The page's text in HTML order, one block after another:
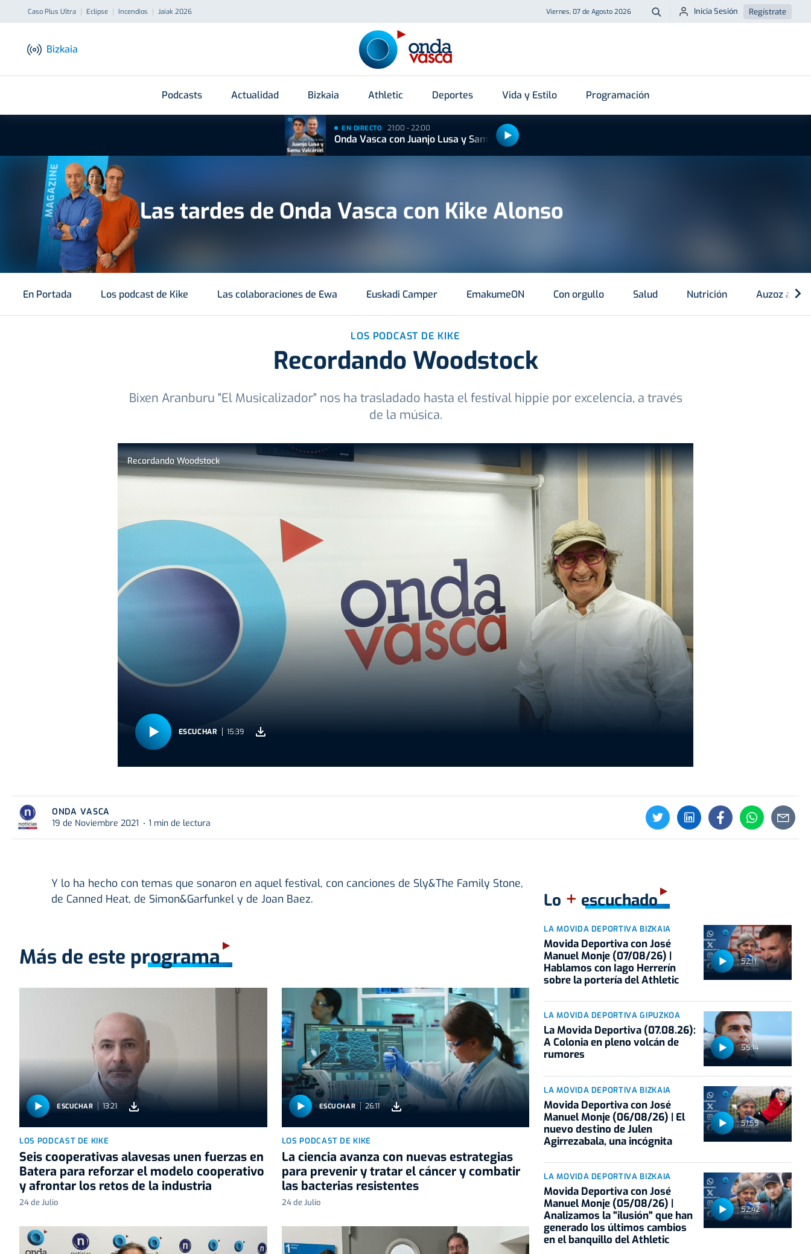
Caso Plus Ultra Eclipse Incendios Jaiak 2026 Viernes, 07 de Agosto 2026 Buscar
Inicia Sesión Regístrate
Bizkaia
Podcasts Actualidad Bizkaia Athletic Deportes Vida y Estilo Programación
EN DIRECTO 21:00 - 22:00
Onda Vasca con Juanjo Lusa y Samu Valcárcel
MAGAZINE Las tardes de Onda Vasca con Kike Alonso
En Portada Los podcast de Kike Las colaboraciones de Ewa Euskadi Camper EmakumeON Con orgullo Salud Nutrición Auzoz auzo
LOS PODCAST DE KIKE
Recordando Woodstock
Bixen Aranburu "El Musicalizador" nos ha trasladado hasta el festival hippie por excelencia, a través
de la música.
Recordando Woodstock
ESCUCHAR 15:39
ONDA VASCA
19 de Noviembre 2021
1 min de lectura
Y lo ha hecho con temas que sonaron en aquel festival, con canciones de Sly&The Family Stone,
de Canned Heat, de Simon&Garfunkel y de Joan Baez.
Más de este programa
ESCUCHAR 13:21
LOS PODCAST DE KIKE
Seis cooperativas alavesas unen fuerzas en
Batera para reforzar el modelo cooperativo
y afrontar los retos de la industria
24 de Julio
ESCUCHAR 26:11
LOS PODCAST DE KIKE
La ciencia avanza con nuevas estrategias
para prevenir y tratar el cáncer y combatir
las bacterias resistentes
24 de Julio
Lo + escuchado
52:11
LA MOVIDA DEPORTIVA BIZKAIA
Movida Deportiva con José
Manuel Monje (07/08/26) |
Hablamos con Iago Herrerín
sobre la portería del Athletic
55:14
LA MOVIDA DEPORTIVA GIPUZKOA
La Movida Deportiva (07.08.26):
A Colonia en pleno volcán de
rumores
51:59
LA MOVIDA DEPORTIVA BIZKAIA
Movida Deportiva con José
Manuel Monje (06/08/26) | El
nuevo destino de Julen
Agirrezabala, una incógnita
52:42
LA MOVIDA DEPORTIVA BIZKAIA
Movida Deportiva con José
Manuel Monje (05/08/26) |
Analizamos la "ilusión" que han
generado los últimos cambios
en el banquillo del Athletic